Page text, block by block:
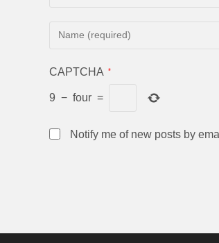
CAPTCHA *
9 − four =
Notify me of new posts by